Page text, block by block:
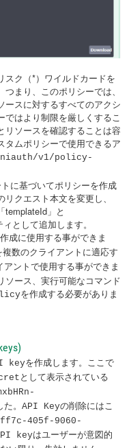
スク（*）ワイルドカードを
まり、このポリシーでは、
ースに対するすべてのアクシ
ではより制限を厳しくするこ
リソースを確認することは容
タムポリシーで使用できるア
niauth/v1/policy-
に基づいてポリシーを作成
クエスト本文を変更し、
templateId」と
として追加します。
成に使用する事ができま
数のクライアントに適応す
アントで使用する事ができま
ソース、実行可能なコマンド
を作成する必要がありま
keyを作成します。ここで
として表示されている
。 API Keyの削除にはこ
ff7c-405f-9060-
keyはユーザーが意図的